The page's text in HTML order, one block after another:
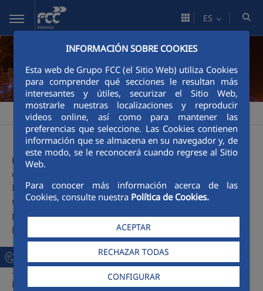
Saltar al contenido principal
INFORMACIÓN SOBRE COOKIES
Esta web de Grupo FCC (el Sitio Web) utiliza Cookies
para comprender qué secciones le resultan más
interesantes y útiles, securizar el Sitio Web,
mostrarle nuestras localizaciones y reproducir
videos online, así como para mantener las
preferencias que seleccione. Las Cookies contienen
información que se almacena en su navegador y, de
este modo, se le reconocerá cuando regrese al Sitio
Web.
Para conocer más información acerca de las
Cookies, consulte nuestra Política de Cookies.
ACEPTAR
RECHAZAR TODAS
CONFIGURAR
ES
FCC Industrial >Actividades
FCC Industrial ofrece la más amplia gama de servicios de
operación, mantenimiento y gestión de Plantas
Industriales, desde la solución integral con garantía de
rendimiento y disponibilidad, hasta el servicio más
personalizado con centro de localización de avería en
permanente mejora.
Destaca la experiencia en O&M adquirida en sus más de
30 años de andadura en instalaciones con servicio 24
Horas como Centros de Producción, de Control, Data